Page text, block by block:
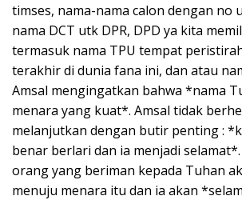
timses, nama-nama calon dengan no
nama DCT utk DPR, DPD ya kita
termasuk nama TPU tempat
terakhir di dunia fana ini, dan atau
Amsal mengingatkan bahwa *nama
menara yang kuat*. Amsal tidak
melanjutkan dengan butir penting :
benar berlari dan ia menjadi
orang yang beriman kepada Tuhan
menuju menara itu dan ia akan